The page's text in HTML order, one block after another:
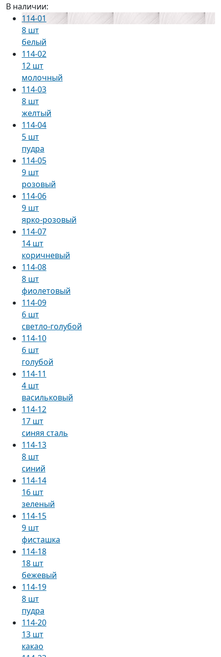
В наличии:
114-01
8 шт
белый
114-02
12 шт
молочный
114-03
8 шт
желтый
114-04
5 шт
пудра
114-05
9 шт
розовый
114-06
9 шт
ярко-розовый
114-07
14 шт
коричневый
114-08
8 шт
фиолетовый
114-09
6 шт
светло-голубой
114-10
6 шт
голубой
114-11
4 шт
васильковый
114-12
17 шт
синяя сталь
114-13
8 шт
синий
114-14
16 шт
зеленый
114-15
9 шт
фисташка
114-18
18 шт
бежевый
114-19
8 шт
пудра
114-20
13 шт
какао